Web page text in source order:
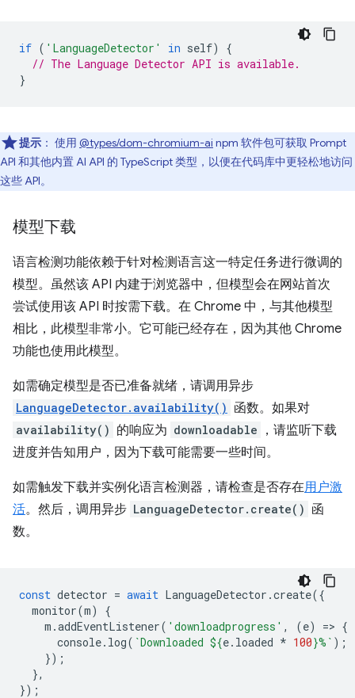
if ( 'LanguageDetector' in self)
{
// The Language Detector API is available.
}
提示 ： 使用 @types/dom-chromium-ai npm 软件包可获取 Prompt
API 和其他内置 AI API 的 TypeScript 类型，以便在代码库中更轻松地访问
这些 API。
模型下载
语言检测功能依赖于针对检测语言这一特定任务进行微调的
模型。虽然该 API 内建于浏览器中，但模型会在网站首次
尝试使用该 API 时按需下载。在 Chrome 中，与其他模型
相比，此模型非常小。它可能已经存在，因为其他 Chrome
功能也使用此模型。
如需确定模型是否已准备就绪，请调用异步
LanguageDetector.availability() 函数。如果对
availability() 的响应为 downloadable
，请监听下载
进度并告知用户，因为下载可能需要一些时间。
如需触发下载并实例化语言检测器，请检查是否存在用户激
活。然后，调用异步 LanguageDetector.create() 函
数。
const detector = await LanguageDetector .create({
monitor(m)
{
m .addEventListener( 'downloadprogress' , (e) => {
console. log( `Downloaded ${e. loaded * 100}%` );
});
},
});